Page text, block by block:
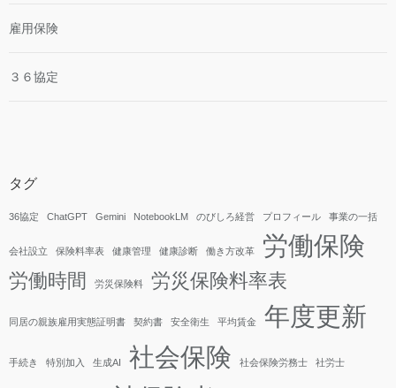
雇用保険
３６協定
タグ
36協定 ChatGPT Gemini NotebookLM のびしろ経営 プロフィール 事業の一括
会社設立 保険料率表 健康管理 健康診断 働き方改革 労働保険
労働時間 労災保険料 労災保険料率表
同居の親族雇用実態証明書 契約書 安全衛生 平均賃金 年度更新
手続き 特別加入 生成AI 社会保険 社会保険労務士 社労士